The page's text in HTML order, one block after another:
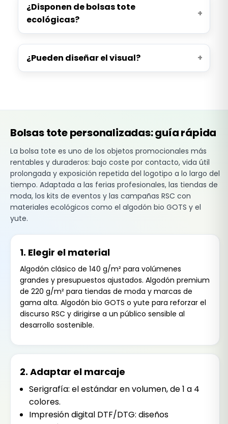
¿Disponen de bolsas tote
ecológicas?
¿Pueden diseñar el visual?
Bolsas tote personalizadas: guía rápida
La bolsa tote es uno de los objetos promocionales más
rentables y duraderos: bajo coste por contacto, vida útil
prolongada y exposición repetida del logotipo a lo largo del
tiempo. Adaptada a las ferias profesionales, las tiendas de
moda, los kits de eventos y las campañas RSC con
materiales ecológicos como el algodón bio GOTS y el
yute.
1. Elegir el material
Algodón clásico de 140 g/m² para volúmenes
grandes y presupuestos ajustados. Algodón premium
de 220 g/m² para tiendas de moda y marcas de
gama alta. Algodón bio GOTS o yute para reforzar el
discurso RSC y dirigirse a un público sensible al
desarrollo sostenible.
2. Adaptar el marcaje
Serigrafía: el estándar en volumen, de 1 a 4
colores.
Impresión digital DTF/DTG: diseños